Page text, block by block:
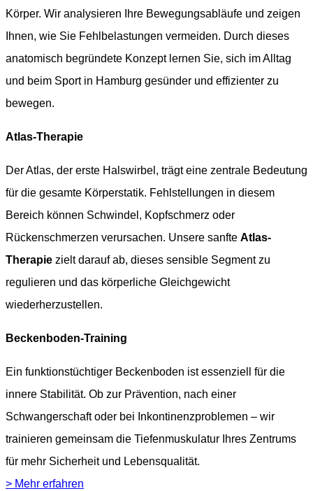
Körper. Wir analysieren Ihre Bewegungsabläufe und zeigen
Ihnen, wie Sie Fehlbelastungen vermeiden. Durch dieses
anatomisch begründete Konzept lernen Sie, sich im Alltag
und beim Sport in Hamburg gesünder und effizienter zu
bewegen.
Atlas-Therapie
Der Atlas, der erste Halswirbel, trägt eine zentrale Bedeutung
für die gesamte Körperstatik. Fehlstellungen in diesem
Bereich können Schwindel, Kopfschmerz oder
Rückenschmerzen verursachen. Unsere sanfte Atlas-
Therapie zielt darauf ab, dieses sensible Segment zu
regulieren und das körperliche Gleichgewicht
wiederherzustellen.
Beckenboden-Training
Ein funktionstüchtiger Beckenboden ist essenziell für die
innere Stabilität. Ob zur Prävention, nach einer
Schwangerschaft oder bei Inkontinenzproblemen – wir
trainieren gemeinsam die Tiefenmuskulatur Ihres Zentrums
für mehr Sicherheit und Lebensqualität.
> Mehr erfahren